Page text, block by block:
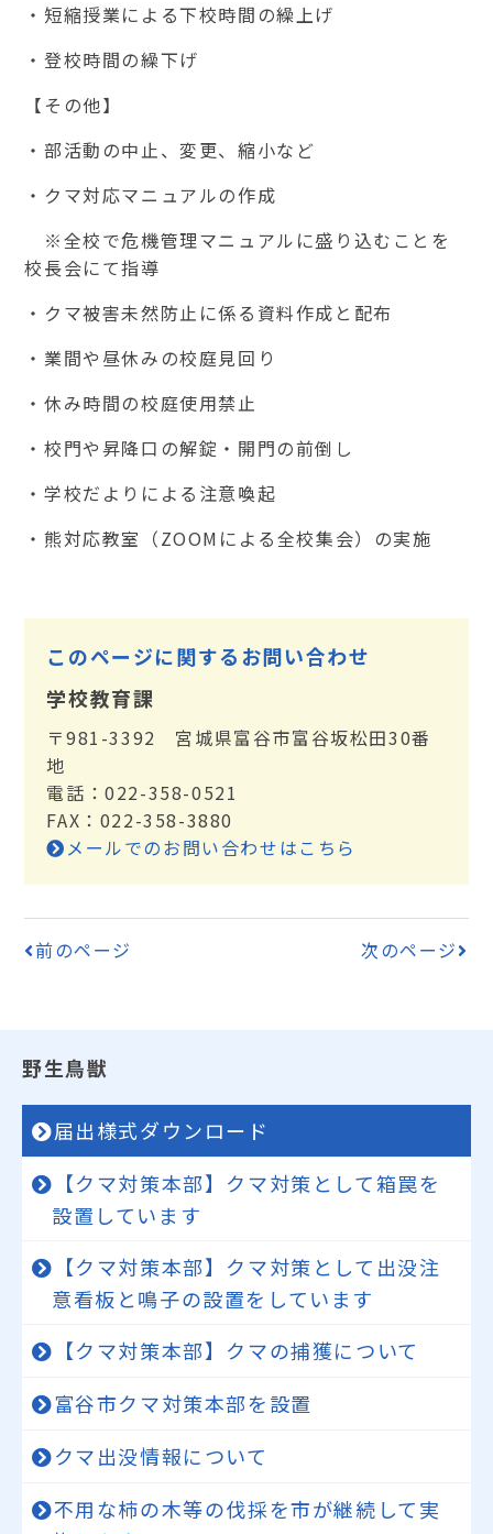
・短縮授業による下校時間の繰上げ
・登校時間の繰下げ
【その他】
・部活動の中止、変更、縮小など
・クマ対応マニュアルの作成
※全校で危機管理マニュアルに盛り込むことを
校長会にて指導
・クマ被害未然防止に係る資料作成と配布
・業間や昼休みの校庭見回り
・休み時間の校庭使用禁止
・校門や昇降口の解錠・開門の前倒し
・学校だよりによる注意喚起
・熊対応教室（ZOOM による全校集会）の実施
このページに関するお問い合わせ
学校教育課
〒981-3392 宮城県富谷市富谷坂松田30番
地
電話：022-358-0521
FAX：022-358-3880
メールでのお問い合わせはこちら
前のページ 次のページ
野生鳥獣
届出様式ダウンロード
【クマ対策本部】クマ対策として箱罠を
設置しています
【クマ対策本部】クマ対策として出没注
意看板と鳴子の設置をしています
【クマ対策本部】クマの捕獲について
富谷市クマ対策本部を設置
クマ出没情報について
不用な柿の木等の伐採を市が継続して実